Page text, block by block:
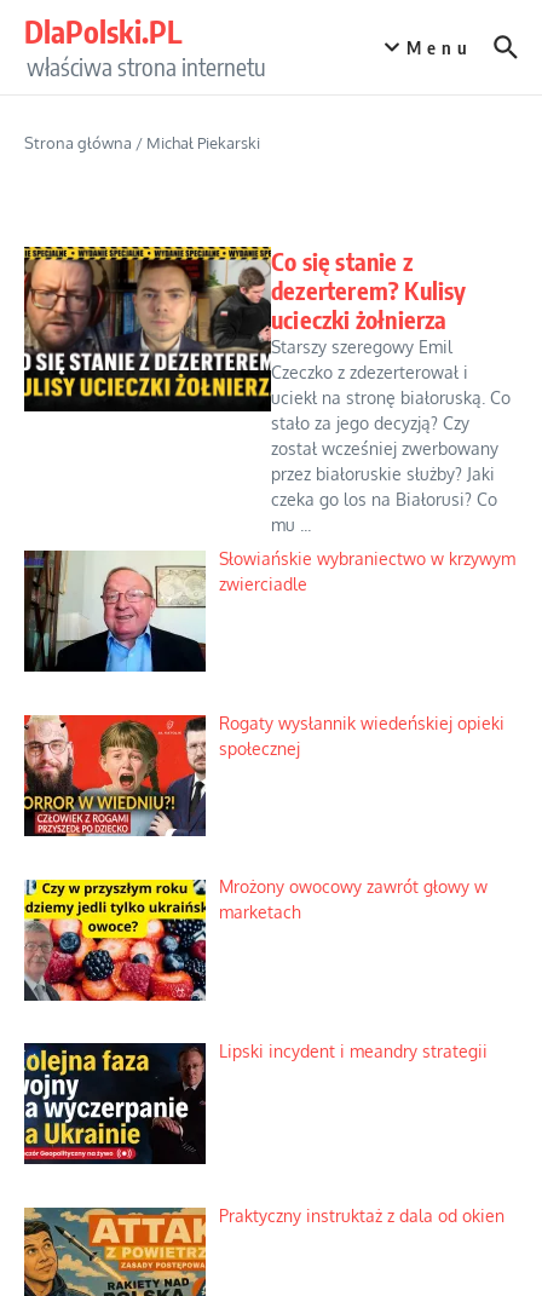
DlaPolski.PL
właściwa strona internetu
Menu
Strona główna / Michał Piekarski
Co się stanie z
dezerterem? Kulisy
ucieczki żołnierza
Starszy szeregowy Emil
Czeczko z zdezerterował i
uciekł na stronę białoruską. Co
stało za jego decyzją? Czy
został wcześniej zwerbowany
przez białoruskie służby? Jaki
czeka go los na Białorusi? Co
mu ...
Słowiańskie wybraniectwo w krzywym
zwierciadle
Rogaty wysłannik wiedeńskiej opieki
społecznej
Mrożony owocowy zawrót głowy w
marketach
Lipski incydent i meandry strategii
Praktyczny instruktaż z dala od okien